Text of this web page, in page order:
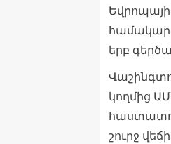
երբ
կողմից
շուրջ